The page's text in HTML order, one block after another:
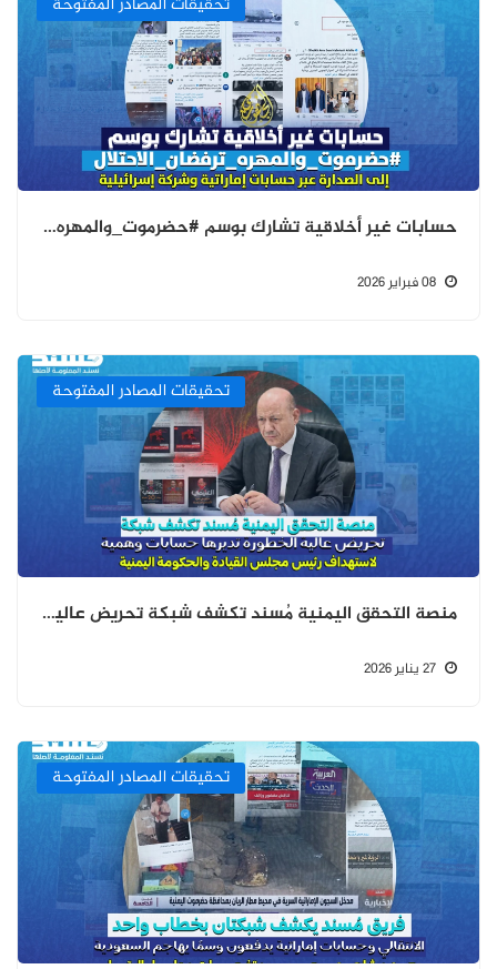
حسابات غير أخلاقية تشارك بوسم #حضرموت_والمهره_ترفضان_الاحتلال إلى الصدارة عبر حسابات إماراتية وشركة إسرائيلية
تحقيقات المصادر المفتوحة
منصة التحقق اليمنية مُسند تكشف شبكة تحريض عالية الخطورة تديرها حسابات وهمية لاستهداف رئيس مجلس القيادة والحكومة اليمنية
تحقيقات المصادر المفتوحة